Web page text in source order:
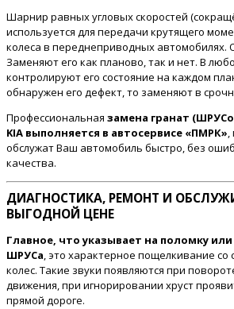
Шарнир равных угловых скоростей
используется для передачи крутящего
колеса в переднеприводных автомобилях.
Заменяют его как планово, так и нет. В
контролируют его состояние на каждом
обнаружен его дефект, то заменяют в
Профессиональная замена гранат
KIA выполняется в автосервисе «ПМРК»,
обслужат Ваш автомобиль быстро, без
качества.
ДИАГНОСТИКА, РЕМОНТ И
ВЫГОДНОЙ ЦЕНЕ
Главное, что указывает на поломку
ШРУСа, это характерное пощелкивание
колес. Такие звуки появляются при
движения, при игнорировании хруст
прямой дороге.